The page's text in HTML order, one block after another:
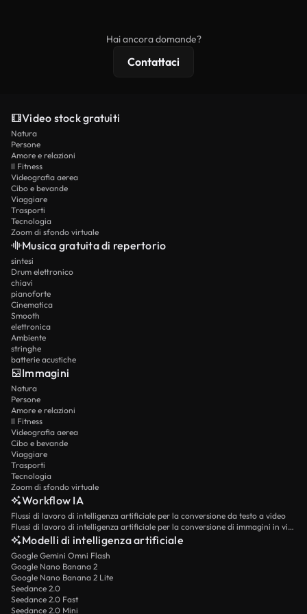
Hai ancora domande?
Contattaci
Video stock gratuiti
Natura
Persone
Amore e relazioni
Il Fitness
Videografia aerea
Cibo e bevande
Viaggiare
Trasporti
Tecnologia
Zoom di sfondo virtuale
Musica gratuita di repertorio
sintesi
Drum elettronico
chiavi
pianoforte
Cinematica
Smooth
elettronica
Ambiente
stringhe
batterie acustiche
Immagini
Natura
Persone
Amore e relazioni
Il Fitness
Videografia aerea
Cibo e bevande
Viaggiare
Trasporti
Tecnologia
Zoom di sfondo virtuale
Workflow IA
Flussi di lavoro di intelligenza artificiale per la conversione da testo a video
Flussi di lavoro di intelligenza artificiale per la conversione di immagini in video
Modelli di intelligenza artificiale
Google Gemini Omni Flash
Google Nano Banana 2
Google Nano Banana 2 Lite
Seedance 2.0
Seedance 2.0 Fast
Seedance 2.0 Mini